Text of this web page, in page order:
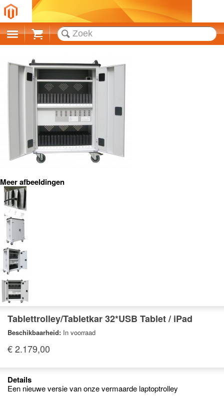
Cart
Meer afbeeldingen
Tablettrolley/Tabletkar 32*USB Tablet / iPad
Beschikbaarheid: In voorraad
€ 2.179,00
Details
Een nieuwe versie van onze vermaarde laptoptrolley